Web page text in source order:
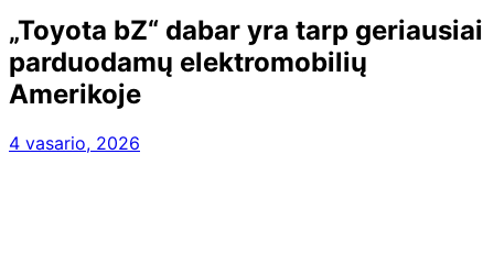
„Toyota bZ“ dabar yra tarp geriausiai
parduodamų elektromobilių
Amerikoje
4 vasario, 2026